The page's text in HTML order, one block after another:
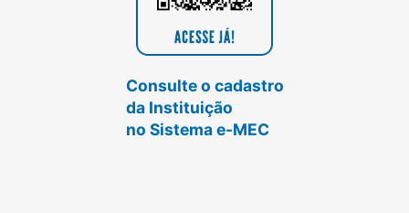
Consulte o cadastro
da Instituição
no Sistema e-MEC